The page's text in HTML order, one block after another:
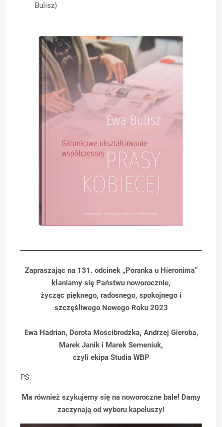
Bulisz)
Zapraszając na 131. odcinek „Poranka u Hieronima”
kłaniamy się Państwu noworocznie,
życząc pięknego, radosnego, spokojnego i
szczęśliwego Nowego Roku 2023
Ewa Hadrian, Dorota Mościbrodzka, Andrzej Gieroba,
Marek Janik i Marek Semeniuk,
czyli ekipa Studia WBP
PS.
Ma również szykujemy się na noworoczne bale! Damy
zaczynają od wyboru kapeluszy!